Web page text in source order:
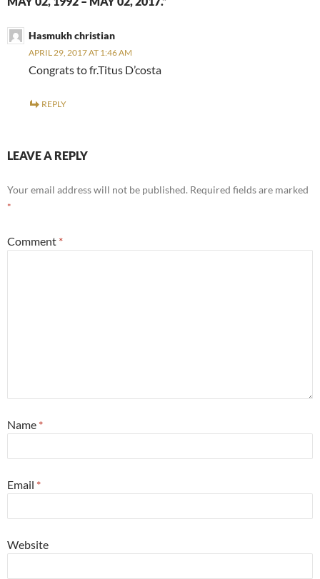
Hasmukh christian
APRIL 29, 2017 AT 1:46 AM
Congrats to fr.Titus D’costa
REPLY
LEAVE A REPLY
Your email address will not be published. Required fields are marked
*
Comment *
Name *
Email *
Website